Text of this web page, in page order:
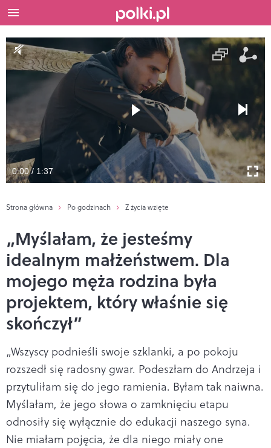
0:00 / 1:37
Strona główna Po godzinach Z życia wzięte
„Myślałam, że jesteśmy
idealnym małżeństwem. Dla
mojego męża rodzina była
projektem, który właśnie się
skończył”
„Wszyscy podnieśli swoje szklanki, a po pokoju
rozszedł się radosny gwar. Podeszłam do Andrzeja i
przytuliłam się do jego ramienia. Byłam tak naiwna.
Myślałam, że jego słowa o zamknięciu etapu
odnosiły się wyłącznie do edukacji naszego syna.
Nie miałam pojęcia, że dla niego miały one